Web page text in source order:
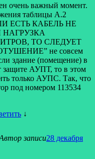
очень важный момент.
таблицы А.2
ЕСТЬ КАБЕЛЬ НЕ
НАГРУЗКА
ТО СЛЕДУЕТ
не совсем
здание (помещение) в
защите АУПТ, то в этом
только АУПС. Так, что
под номером 113534
↓
записи28 декабря